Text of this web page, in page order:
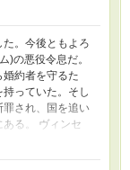
。今後ともよろ
)の悪役令息だ。
約者を守るた
っていた。そし
され、国を追い
る。 ヴィンセ
人と結ばれて、